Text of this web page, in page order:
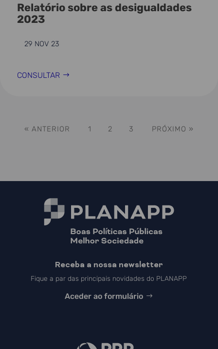
Relatório sobre as desigualdades
2023
29 NOV 23
CONSULTAR
« ANTERIOR 1 2 3 PRÓXIMO »
Receba a nossa newsletter
Fique a par das principais novidades do PLANAPP
Aceder ao formulário